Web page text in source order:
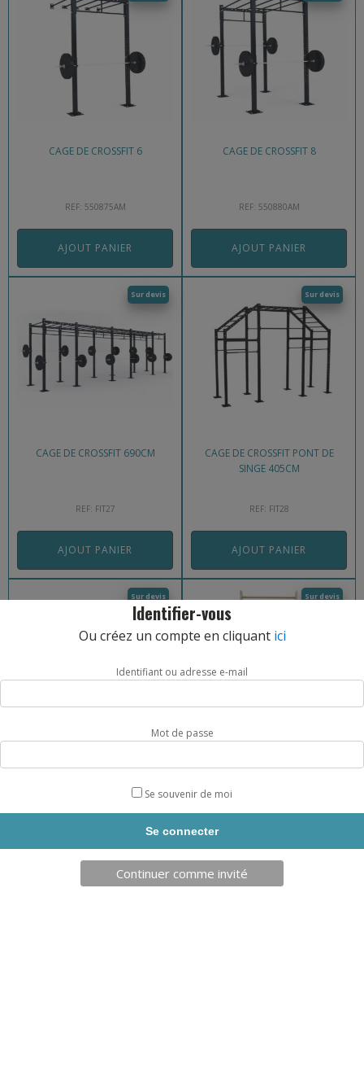
CAGE DE CROSSFIT 6
REF: 550875AM
AJOUT PANIER
CAGE DE CROSSFIT 8
REF: 550880AM
AJOUT PANIER
CAGE DE CROSSFIT 690CM
REF: FIT27
Sur devis
AJOUT PANIER
CAGE DE CROSSFIT PONT DE
SINGE 405CM
REF: FIT28
Sur devis
AJOUT PANIER
REF: FIT36
Sur devis
AJOUT PANIER
REF: ESPAL1
Sur devis
AJOUT PANIER
Identifier-vous
Ou créez un compte en cliquant ici
Identifiant ou adresse e-mail
Mot de passe
Se souvenir de moi
Continuer comme invité